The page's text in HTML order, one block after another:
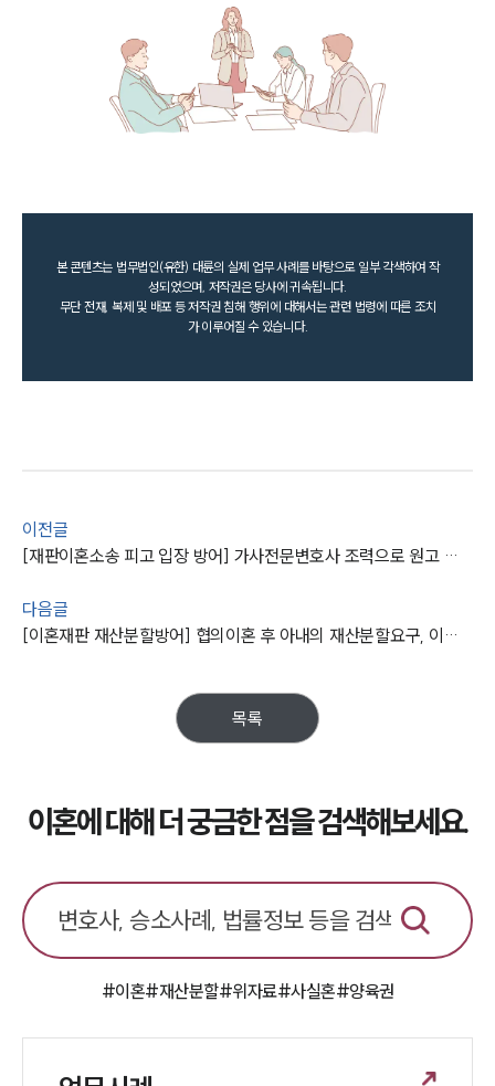
본 콘텐츠는 법무법인(유한) 대륜의 실제 업무 사례를 바탕으로 일부 각색하여 작
성되었으며, 저작권은 당사에 귀속됩니다.
무단 전재, 복제 및 배포 등 저작권 침해 행위에 대해서는 관련 법령에 따른 조치
가 이루어질 수 있습니다.
이전글
[재판이혼소송 피고 입장 방어] 가사전문변호사 조력으로 원고 청구한 재산분할 전액 방어 성공
다음글
[이혼재판 재산분할방어] 협의이혼 후 아내의 재산분할요구, 이혼전문변호사의 조력으로 기각 !
목록
이혼에 대해 더 궁금한 점을 검색해보세요.
#이혼#재산분할#위자료#사실혼#양육권